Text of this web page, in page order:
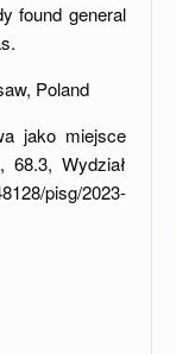
found general
Poland
jako miejsce
, 68.3, Wydział
pisg/2023-